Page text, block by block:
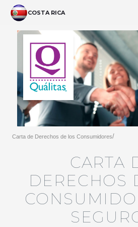
跳转到主内容
COSTA RICA
Carta de Derechos de los Consumidores/
CARTA
DERECHOS